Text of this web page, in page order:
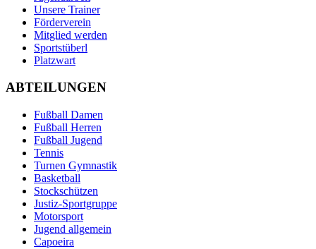
Unsere Trainer
Förderverein
Mitglied werden
Sportstüberl
Platzwart
ABTEILUNGEN
Fußball Damen
Fußball Herren
Fußball Jugend
Tennis
Turnen Gymnastik
Basketball
Stockschützen
Justiz-Sportgruppe
Motorsport
Jugend allgemein
Capoeira